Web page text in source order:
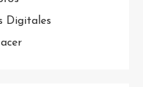
Digitales